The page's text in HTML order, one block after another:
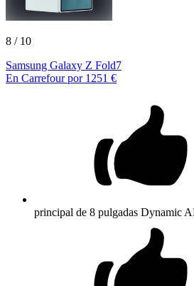
8 / 10
Samsung Galaxy Z Fold7
En Carrefour por 1251 €
principal de 8 pulgadas Dynamic